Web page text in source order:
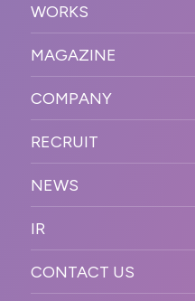
VISION
OUR DNA
STRONG POINT
BUSINESS DOMAIN
SOLUTION
WORKFLOW
WORKS
オンラインイベント
SNSプロモーション
プラットフォーム販
促
デジタル制作・映像
制作
PR
カ
MAGAZINE
COMPANY
COMPANY
MESSAGE
OFFICER
ACCESS
ORGANIZATION CHART
RECRUIT
新卒採用
キャリア採用
NEWS
IR
CONTACT US